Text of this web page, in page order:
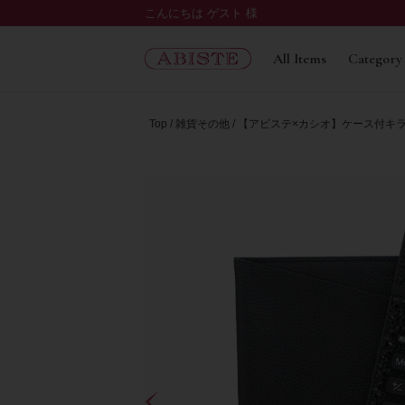
こんにちは ゲスト 様
All Items Category
Top 雑貨その他 【アビステ×カシオ】ケース付キ